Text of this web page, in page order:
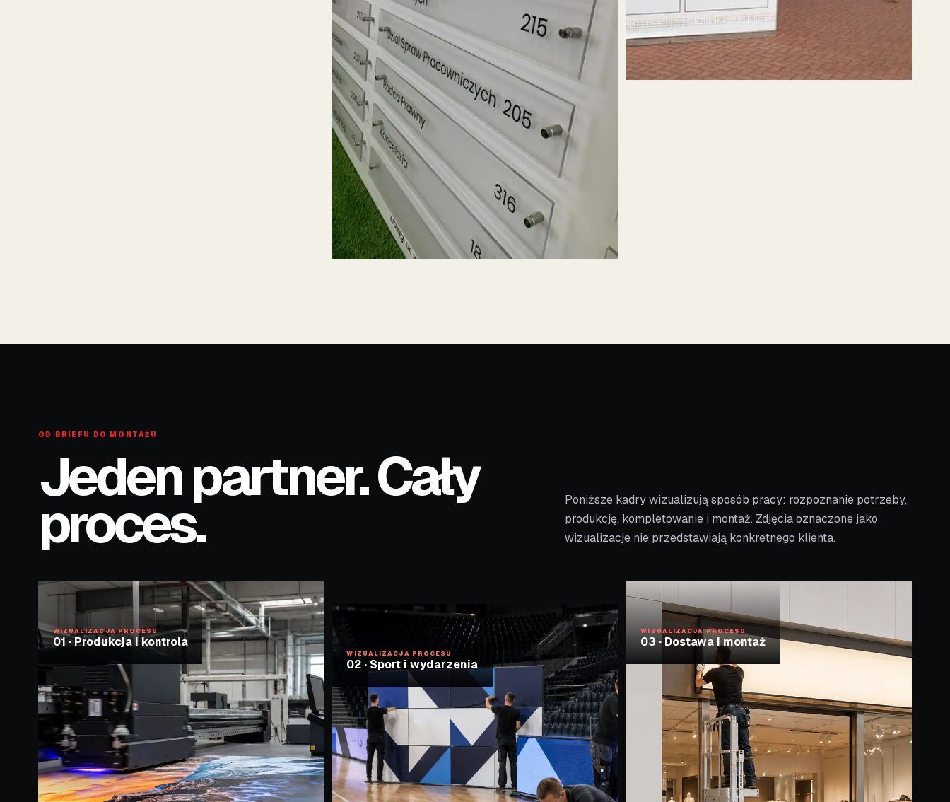
OD BRIEFU DO MONTAŻU
Jeden partner. Cały
proces.
Poniższe kadry wizualizują sposób pracy: rozpoznanie potrzeby,
produkcję, kompletowanie i montaż. Zdjęcia oznaczone jako
wizualizacje nie przedstawiają konkretnego klienta.
WIZUALIZACJA PROCESU
01·Produkcja i kontrola
WIZUALIZACJA PROCESU
02 · Sport i wydarzenia
WIZUALIZACJA PROCESU
03 · Dostawa i montaż